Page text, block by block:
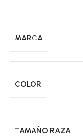
MARCA
COLOR
TAMAÑO RAZA